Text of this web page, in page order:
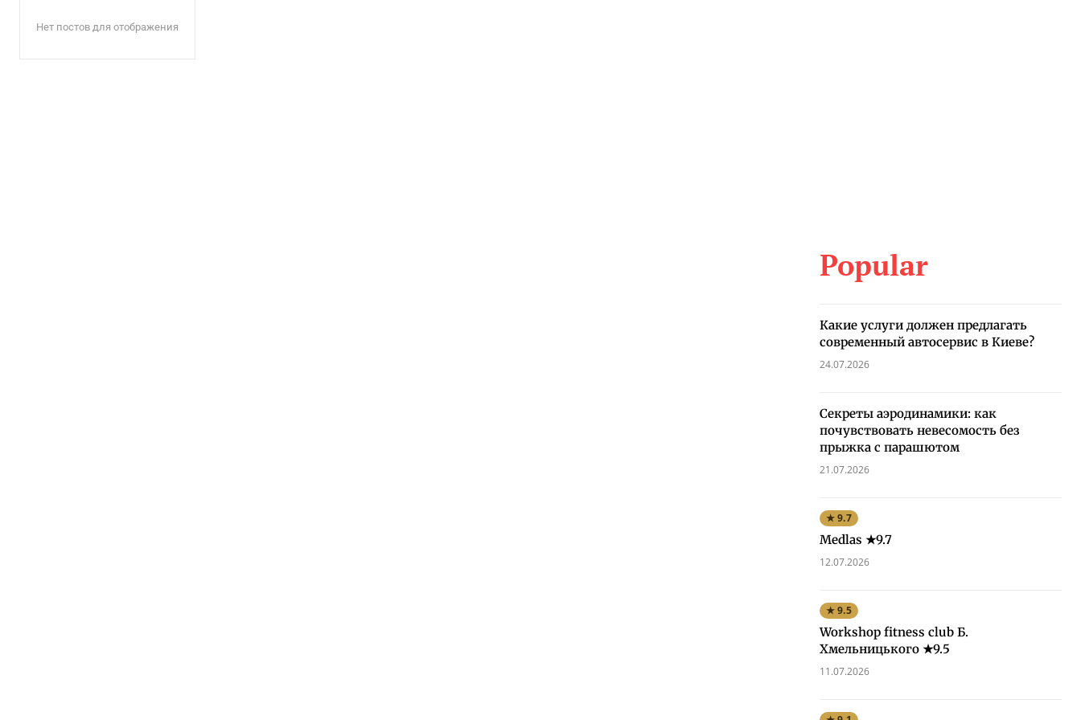
Нет постов для отображения
Popular
Какие услуги должен предлагать
современный автосервис в Киеве?
24.07.2026
Секреты аэродинамики: как
почувствовать невесомость без
прыжка с парашютом
21.07.2026
★ 9.7
Medlas ★9.7
12.07.2026
★ 9.5
Workshop fitness club Б.
Хмельницького ★9.5
11.07.2026